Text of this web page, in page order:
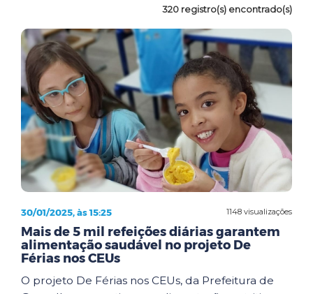
320 registro(s) encontrado(s)
1148 visualizações
30/01/2025, às 15:25
Mais de 5 mil refeições diárias garantem
alimentação saudável no projeto De
Férias nos CEUs
O projeto De Férias nos CEUs, da Prefeitura de